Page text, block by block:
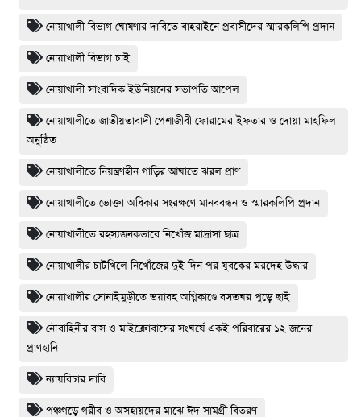
নোয়াখালী বিভাগ ঘোষণার দাবিতে বাহরাইনে প্রবাসীদের স্মারকলিপি প্রদান
নোয়াখালী বিভাগ চাই
নোয়াখালী সাংবাদিক ইউনিয়নের সভাপতি আপেল
নোয়াখালীতে জাতীয়তাবাদী পেশাজীবী ফোরামের ইফতার ও দোয়া মাহফিল
অনুষ্ঠিত
নোয়াখালীতে নিয়ন্ত্রণহীন গাড়ির আঘাতে ঝরল প্রাণ
নোয়াখালীতে ভোক্তা অধিকার সংরক্ষণে মানববন্ধন ও স্মারকলিপি প্রদান
নোয়াখালীতে রহস্যজনকভাবে নিখোঁজ মাদ্রাসা ছাত্র
নোয়াখালীর চাটখিলে নিখোঁজের দুই দিন পর যুবকের মরদেহ উদ্ধার
নোয়াখালীর সোনাইমুড়ীতে ভয়াবহ অগ্নিকাণ্ডে বসতঘর পুড়ে ছাই
নৌবাহিনীর বাস ও মাইক্রোবাসের সংঘর্ষে একই পরিবারের ১২ জনের
প্রাণহানি
ন্যায়বিচার দাবি
পঞ্চগড়ে গরীব ও অসহায়দের মাঝে ঈদ সামগ্রী বিতরণ